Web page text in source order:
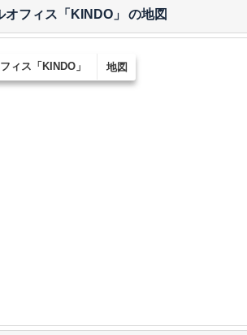
フィス「KINDO」 の地図
ィス「KINDO」 地図